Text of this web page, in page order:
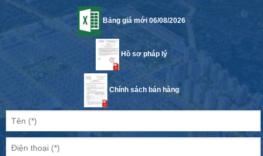
Bảng giá mới 06/08/2026
Hồ sơ pháp lý
Chính sách bán hàng